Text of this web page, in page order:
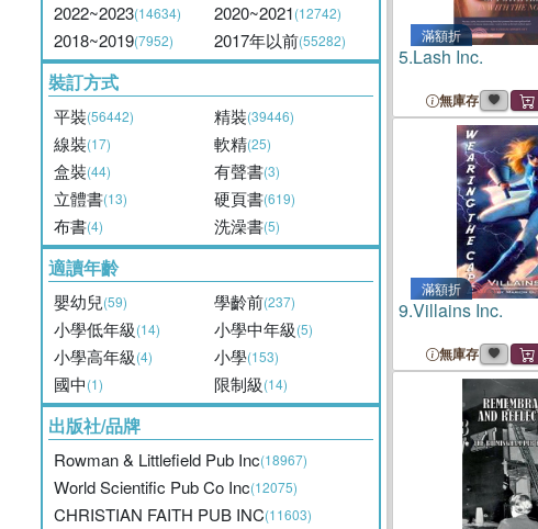
2022~2023(14634) 2020~2021(12742)
2018~2019(7952) 2017年以前(55282)
裝訂方式
平裝(56442) 精裝(39446)
線裝(17) 軟精(25)
盒裝(44) 有聲書(3)
立體書(13) 硬頁書(619)
布書(4) 洗澡書(5)
適讀年齡
嬰幼兒(59) 學齡前(237)
小學低年級(14) 小學中年級(5)
小學高年級(4) 小學(153)
國中(1) 限制級(14)
出版社/品牌
Rowman & Littlefield Pub Inc(18967)
World Scientific Pub Co Inc(12075)
CHRISTIAN FAITH PUB INC(11603)
滿額折
5.Lash Inc.
無庫存
滿額折
9.Villains Inc.
無庫存